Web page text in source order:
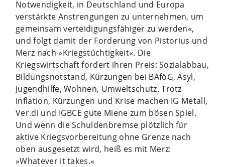
Notwendigkeit, in Deutschland und Europa
verstärkte Anstrengungen zu unternehmen, um
gemeinsam verteidigungsfähiger zu werden«,
und folgt damit der Forderung von Pistorius und
Merz nach »Kriegstüchtigkeit«. Die
Kriegswirtschaft fordert ihren Preis: Sozialabbau,
Bildungsnotstand, Kürzungen bei BAföG, Asyl,
Jugendhilfe, Wohnen, Umweltschutz. Trotz
Inflation, Kürzungen und Krise machen IG Metall,
Ver.di und IGBCE gute Miene zum bösen Spiel.
Und wenn die Schuldenbremse plötzlich für
aktive Kriegsvorbereitung ohne Grenze nach
oben ausgesetzt wird, heiß es mit Merz:
»Whatever it takes.«